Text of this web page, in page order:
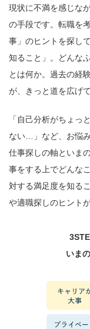
現状に不満を感じな
の手段です。転職を
事」のヒントを探し
知ること」。どんな
とは何か。過去の経
が、きっと道を広げ
「自己分析がちょ
ない…」など、お悩
仕事探しの軸といま
事をする上でどんな
対する満足度を知る
や適職探しのヒント
いま